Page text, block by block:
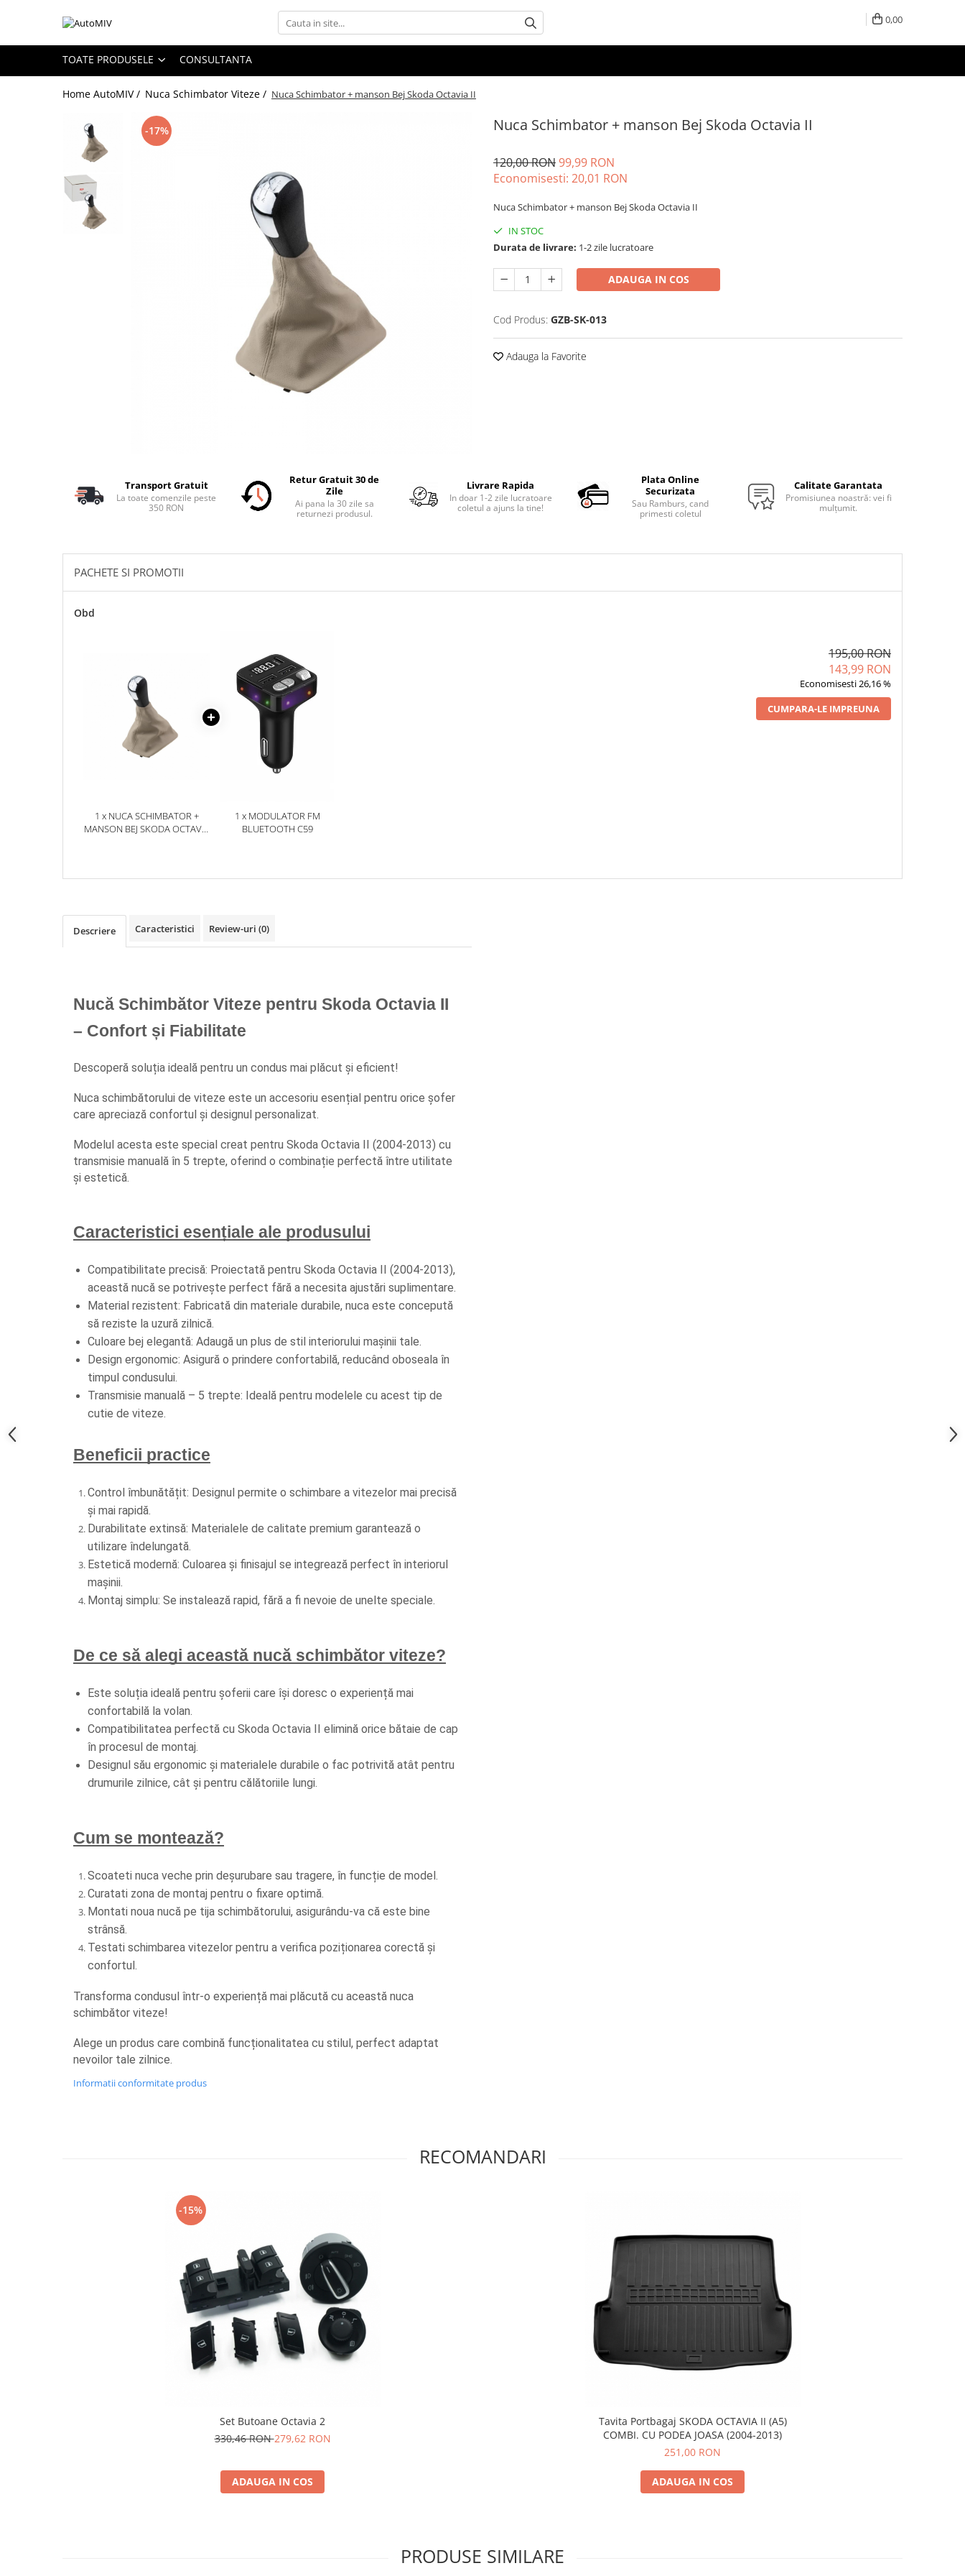
Toate Produsele
Oferta Saptamanii
Butoane Reglare Oglinzi
Seturi Butoane
Butoane Blocare/Deblocare
Tavite Portbagaj Dedicate
Covorase Auto/ Presuri Auto
Seturi Interior
Accesorii Siguranta Auto
Accesorii pentru Roti si Anvelope
Piese Caroserie
Amortizoare Capota
Accesorii Camioane
Lampi si Proiectoare Camion
Echipamente Electrice si
Echipamente ADR si Utilitare
Uleiuri si Lichide Auto
Aditivi Ulei Motor
Aditivi DPF, Sistem Racire si
Spray Curatare Frane
Produse Intretinere si Detailing
Lubrifianti si Spray-uri de Curatare
Curatare si Detailing Interior
Vopsitorie, Chituri si Adezivi
Curatare si Detailing Exterior
Articole Auto Sezoniere
Produse de Iarna
Produse de Vara
0,00
TOATE PRODUSELE CONSULTANTA
Home AutoMIV / Nuca Schimbator Viteze / Nuca Schimbator + manson Bej Skoda Octavia II
Nuca Schimbator + manson Bej Skoda Octavia II
-17%
120,00 RON99,99 RON
Economisesti: 20,01 RON
Nuca Schimbator + manson Bej Skoda Octavia II
IN STOC
Durata de livrare: 1-2 zile lucratoare
ADAUGA IN COS
Cod Produs: GZB-SK-013
Adauga la Favorite
Transport Gratuit
La toate comenzile peste
350 RON
Retur Gratuit 30 de
Zile
Ai pana la 30 zile sa
returnezi produsul.
Livrare Rapida
In doar 1-2 zile lucratoare
coletul a ajuns la tine!
Plata Online
Securizata
Sau Ramburs, cand
primesti coletul
Calitate Garantata
Promisiunea noastră: vei fi
mulțumit.
PACHETE SI PROMOTII
Obd
1 x NUCA SCHIMBATOR +
MANSON BEJ SKODA OCTAVIA
1 x MODULATOR FM
BLUETOOTH C59
195,00 RON
143,99 RON
Economisesti 26,16 %
CUMPARA-LE IMPREUNA
Descriere Caracteristici Review-uri (0)
Nucă Schimbător Viteze pentru Skoda Octavia II
– Confort și Fiabilitate
Descoperă soluția ideală pentru un condus mai plăcut și eficient!
Nuca schimbătorului de viteze este un accesoriu esențial pentru orice șofer
care apreciază confortul și designul personalizat.
Modelul acesta este special creat pentru Skoda Octavia II (2004-2013) cu
transmisie manuală în 5 trepte, oferind o combinație perfectă între utilitate
și estetică.
Caracteristici esențiale ale produsului
Compatibilitate precisă: Proiectată pentru Skoda Octavia II (2004-2013),
această nucă se potrivește perfect fără a necesita ajustări suplimentare.
Material rezistent: Fabricată din materiale durabile, nuca este concepută
să reziste la uzură zilnică.
Culoare bej elegantă: Adaugă un plus de stil interiorului mașinii tale.
Design ergonomic: Asigură o prindere confortabilă, reducând oboseala în
timpul condusului.
Transmisie manuală – 5 trepte: Ideală pentru modelele cu acest tip de
cutie de viteze.
Beneficii practice
Control îmbunătățit: Designul permite o schimbare a vitezelor mai precisă
și mai rapidă.
Durabilitate extinsă: Materialele de calitate premium garantează o
utilizare îndelungată.
Estetică modernă: Culoarea și finisajul se integrează perfect în interiorul
mașinii.
Montaj simplu: Se instalează rapid, fără a fi nevoie de unelte speciale.
De ce să alegi această nucă schimbător viteze?
Este soluția ideală pentru șoferii care își doresc o experiență mai
confortabilă la volan.
Compatibilitatea perfectă cu Skoda Octavia II elimină orice bătaie de cap
în procesul de montaj.
Designul său ergonomic și materialele durabile o fac potrivită atât pentru
drumurile zilnice, cât și pentru călătoriile lungi.
Cum se montează?
Scoateti nuca veche prin deșurubare sau tragere, în funcție de model.
Curatati zona de montaj pentru o fixare optimă.
Montati noua nucă pe tija schimbătorului, asigurându-va că este bine
strânsă.
Testati schimbarea vitezelor pentru a verifica poziționarea corectă și
confortul.
Transforma condusul într-o experiență mai plăcută cu această nuca
schimbător viteze!
Alege un produs care combină funcționalitatea cu stilul, perfect adaptat
nevoilor tale zilnice.
Informatii conformitate produs
RECOMANDARI
-15%
Set Butoane Octavia 2
330,46 RON279,62 RON
ADAUGA IN COS
Tavita Portbagaj SKODA OCTAVIA II (A5)
COMBI. CU PODEA JOASA (2004-2013)
251,00 RON
ADAUGA IN COS
PRODUSE SIMILARE